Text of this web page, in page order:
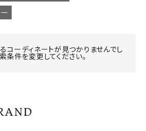
コーディネートが見つかりませんでし
条件を変更してください。